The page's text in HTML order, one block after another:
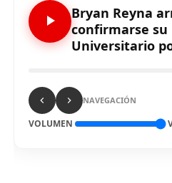
Comparte esto:
Bryan Reyna
confirmarse su
Universitario
NAVEGACIÓN
VOLUMEN